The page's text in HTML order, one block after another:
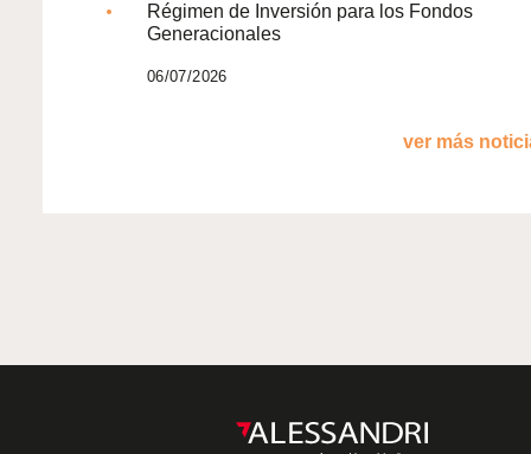
Régimen de Inversión para los Fondos
Generacionales
06/07/2026
ver más